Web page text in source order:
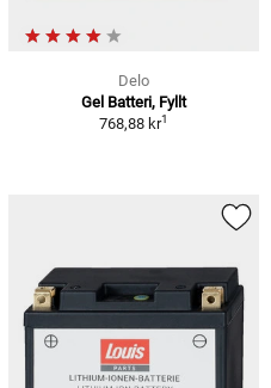
Delo
Gel Batteri, Fyllt
768,88 kr1